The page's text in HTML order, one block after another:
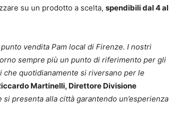
su un prodotto a scelta, spendibili dal 4 al
vendita Pam local di Firenze. I nostri
sempre più un punto di riferimento per gli
quotidianamente si riversano per le
Martinelli, Direttore Divisione
si presenta alla città garantendo un’esperienza